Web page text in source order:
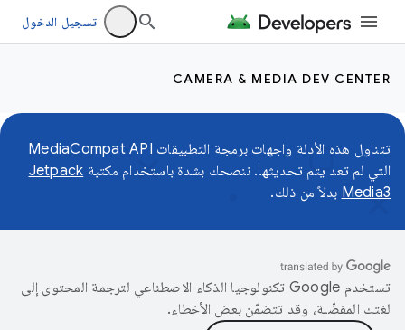
تسجيل الدخول
CAMERA & MEDIA DEV CENTER
تتناول هذه الأدلة واجهات برمجة التطبيقات MediaCompat API
التي لم تعد يتم تحديثها. ننصحك بشدة باستخدام مكتبة Jetpack
Media3 بدلاً من ذلك.
تستخدم Google تكنولوجيا الذكاء الاصطناعي لترجمة المحتوى إلى
لغتك المفضّلة، وقد تتضمّن بعض الأخطاء.